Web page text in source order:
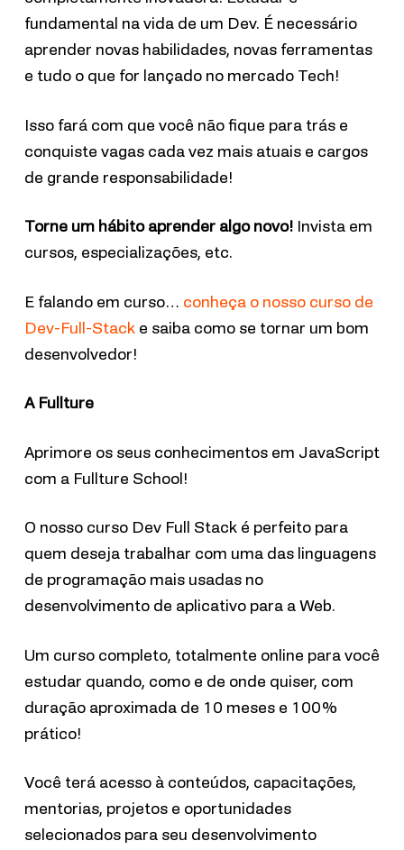
fundamental na vida de um Dev. É necessário
aprender novas habilidades, novas ferramentas
e tudo o que for lançado no mercado Tech!
Isso fará com que você não fique para trás e
conquiste vagas cada vez mais atuais e cargos
de grande responsabilidade!
Torne um hábito aprender algo novo!Invista em
cursos, especializações, etc.
E falando em curso… conheça o nosso curso de
Dev-Full-Stacke saiba como se tornar um bom
desenvolvedor!
A Fullture
Aprimore os seus conhecimentos em JavaScript
com a Fullture School!
O nosso curso Dev Full Stack é perfeito para
quem deseja trabalhar com uma das linguagens
de programação mais usadas no
desenvolvimento de aplicativo para a Web.
Um curso completo, totalmente online para você
estudar quando, como e de onde quiser, com
duração aproximada de 10 meses e 100%
prático!
Você terá acesso à conteúdos, capacitações,
mentorias, projetos e oportunidades
selecionados para seu desenvolvimento